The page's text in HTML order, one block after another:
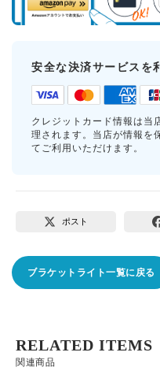
安全な決済サービスを
クレジットカード情報は当
理されます。当店が情報を
てご利用いただけます。
ポスト
ブラケットライト一覧に戻る
関連商品
RELATED ITEMS